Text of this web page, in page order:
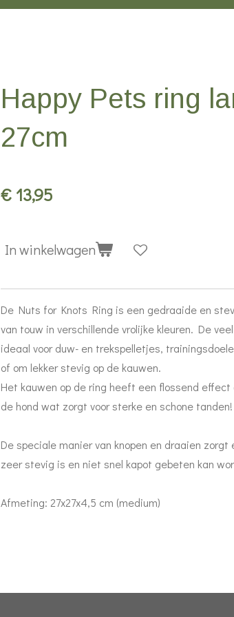
Happy Pets ring
27cm
€ 13,95
In winkelwagen
De Nuts for Knots Ring is een gedraaide en
van touw in verschillende vrolijke kleuren. De
ideaal voor duw- en trekspelletjes,
of om lekker stevig op de kauwen.
Het kauwen op de ring heeft een flossend effect
de hond wat zorgt voor sterke en schone tanden!
De speciale manier van knopen en draaien zorgt
zeer stevig is en niet snel kapot gebeten kan
Afmeting: 27x27x4,5 cm (medium)